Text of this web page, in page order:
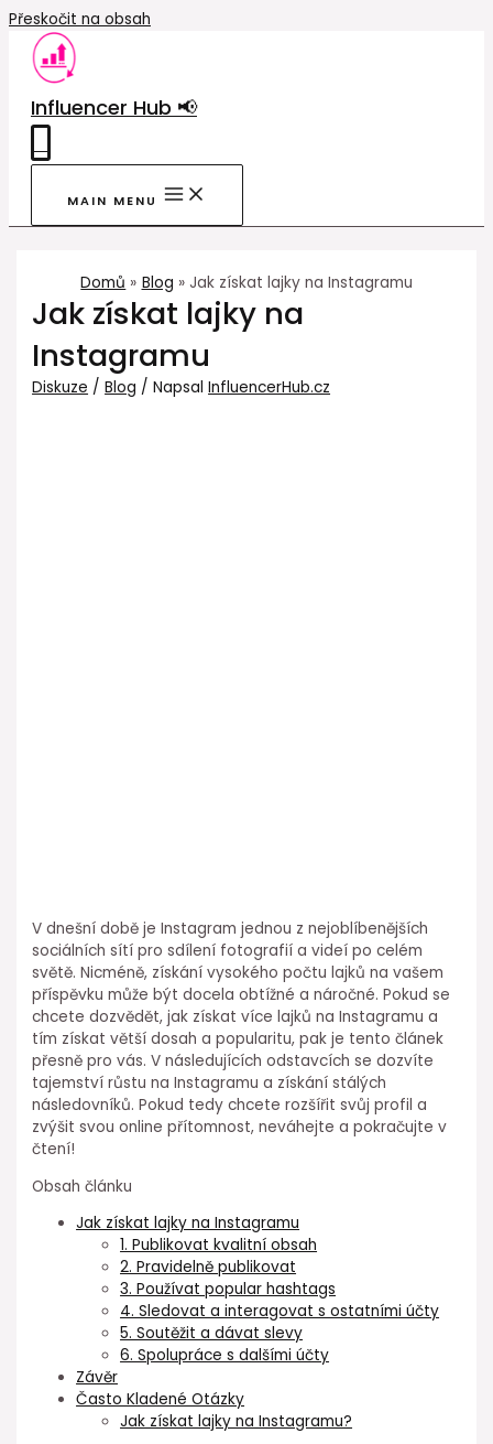
Přeskočit na obsah
Influencer Hub 📢
MAIN MENU
Domů Blog Jak získat lajky na Instagramu
Jak získat lajky na
Instagramu
Diskuze /Blog / NapsalInfluencerHub.cz
V dnešní době je Instagram jednou z nejoblíbenějších
sociálních sítí pro sdílení fotografií a videí po celém
světě. Nicméně, získání vysokého počtu lajků na vašem
příspěvku může být docela obtížné a náročné. Pokud se
chcete dozvědět, jak získat více lajků na Instagramu a
tím získat větší dosah a popularitu, pak je tento článek
přesně pro vás. V následujících odstavcích se dozvíte
tajemství růstu na Instagramu a získání stálých
následovníků. Pokud tedy chcete rozšířit svůj profil a
zvýšit svou online přítomnost, neváhejte a pokračujte v
čtení!
Obsah článku
Jak získat lajky na Instagramu
1. Publikovat kvalitní obsah
2. Pravidelně publikovat
3. Používat popular hashtags
4. Sledovat a interagovat s ostatními účty
5. Soutěžit a dávat slevy
6. Spolupráce s dalšími účty
Závěr
Často Kladené Otázky
Jak získat lajky na Instagramu?